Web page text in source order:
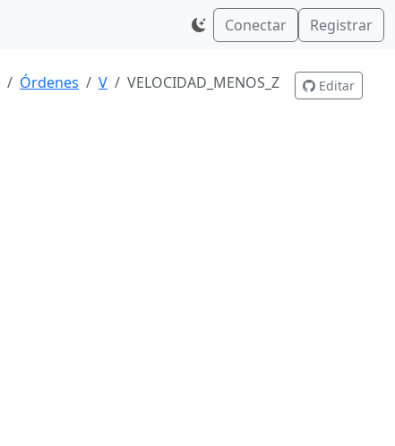
Conectar Registrar
Órdenes V VELOCIDAD_MENOS_Z Editar